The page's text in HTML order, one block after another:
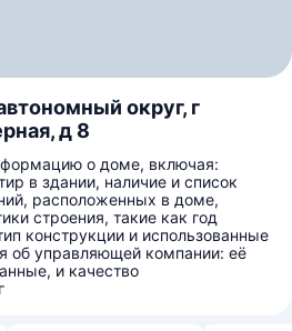
округ, г
д 8
о доме, включая:
в здании, наличие и список
расположенных в доме,
строения, такие как год
конструкции и использованные
об управляющей компании: её
и качество